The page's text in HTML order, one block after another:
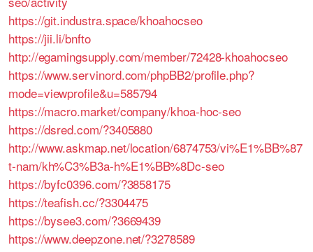
https://git.industra.space/khoahocseo
https://jii.li/bnfto
http://egamingsupply.com/member/72428-khoahocseo
https://www.servinord.com/phpBB2/profile.php?
mode=viewprofile&u=585794
https://macro.market/company/khoa-hoc-seo
https://dsred.com/?3405880
http://www.askmap.net/location/6874753/vi%E1%BB%87
t-nam/kh%C3%B3a-h%E1%BB%8Dc-seo
https://byfc0396.com/?3858175
https://teafish.cc/?3304475
https://bysee3.com/?3669439
https://www.deepzone.net/?3278589